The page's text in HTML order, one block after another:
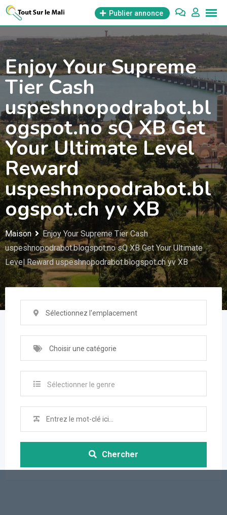
Aller
Publier annonce
Enjoy Your Supreme
Tier Cash
uspeshnopodrabot.bl
ogspot.no sQ XB Get
Your Ultimate Level
Reward
uspeshnopodrabot.bl
ogspot.ch yv XB
Maison
Enjoy Your Supreme Tier Cash
uspeshnopodrabot.blogspot.no sQ XB Get Your Ultimate
Level Reward uspeshnopodrabot.blogspot.ch yv XB
Sélectionnez l'emplacement
Choisir une catégorie
Sélectionner le genre
Chercher